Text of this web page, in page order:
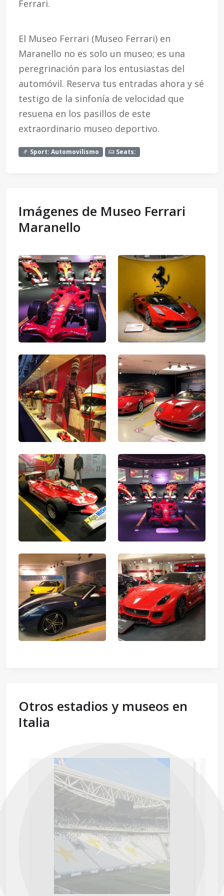
Ferrari.
El Museo Ferrari (Museo Ferrari) en
Maranello no es solo un museo; es una
peregrinación para los entusiastas del
automóvil. Reserva tus entradas ahora y sé
testigo de la sinfonía de velocidad que
resuena en los pasillos de este
extraordinario museo deportivo.
Sport: Automovilismo Seats:
Imágenes de Museo Ferrari
Maranello
Otros estadios y museos en
Italia
Previous
Next